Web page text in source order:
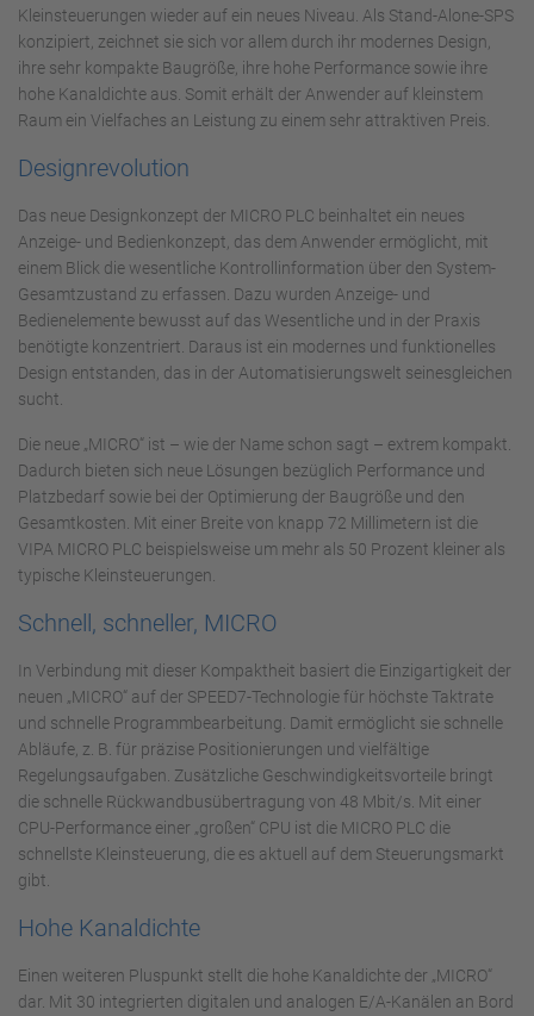
Kleinsteuerungen wieder auf ein neues Niveau. Als Stand-Alone-SPS
konzipiert, zeichnet sie sich vor allem durch ihr modernes Design,
ihre sehr kompakte Baugröße, ihre hohe Performance sowie ihre
hohe Kanaldichte aus. Somit erhält der Anwender auf kleinstem
Raum ein Vielfaches an Leistung zu einem sehr attraktiven Preis.
Designrevolution
Das neue Designkonzept der MICRO PLC beinhaltet ein neues
Anzeige- und Bedienkonzept, das dem Anwender ermöglicht, mit
einem Blick die wesentliche Kontrollinformation über den System-
Gesamtzustand zu erfassen. Dazu wurden Anzeige- und
Bedienelemente bewusst auf das Wesentliche und in der Praxis
benötigte konzentriert. Daraus ist ein modernes und funktionelles
Design entstanden, das in der Automatisierungswelt seinesgleichen
sucht.
Die neue „MICRO“ ist – wie der Name schon sagt – extrem kompakt.
Dadurch bieten sich neue Lösungen bezüglich Performance und
Platzbedarf sowie bei der Optimierung der Baugröße und den
Gesamtkosten. Mit einer Breite von knapp 72 Millimetern ist die
VIPA MICRO PLC beispielsweise um mehr als 50 Prozent kleiner als
typische Kleinsteuerungen.
Schnell, schneller, MICRO
In Verbindung mit dieser Kompaktheit basiert die Einzigartigkeit der
neuen „MICRO“ auf der SPEED7-Technologie für höchste Taktrate
und schnelle Programmbearbeitung. Damit ermöglicht sie schnelle
Abläufe, z. B. für präzise Positionierungen und vielfältige
Regelungsaufgaben. Zusätzliche Geschwindigkeitsvorteile bringt
die schnelle Rückwandbusübertragung von 48 Mbit/s. Mit einer
CPU-Performance einer „großen“ CPU ist die MICRO PLC die
schnellste Kleinsteuerung, die es aktuell auf dem Steuerungsmarkt
gibt.
Hohe Kanaldichte
Einen weiteren Pluspunkt stellt die hohe Kanaldichte der „MICRO“
dar. Mit 30 integrierten digitalen und analogen E/A-Kanälen an Bord